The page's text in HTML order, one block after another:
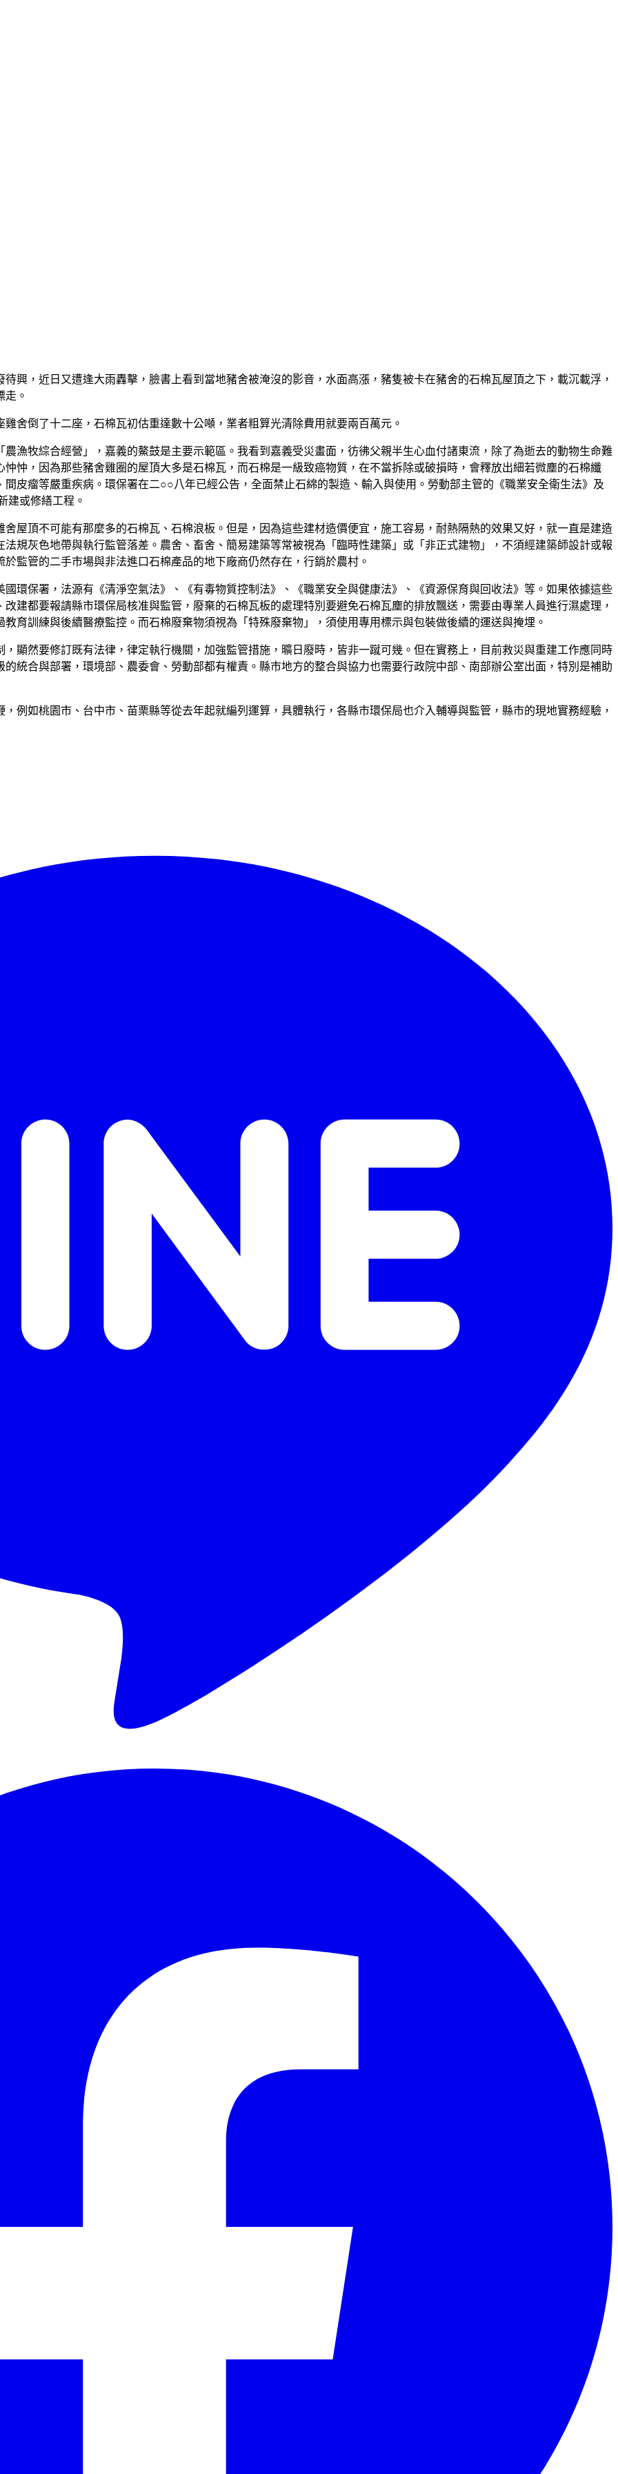
興，近日又遭逢大雨轟擊，臉書上看到當地豬舍被淹沒的影音，水面高漲，豬隻被卡在豬舍的石棉瓦屋頂之下，載沉載浮，
走。
舍倒了十二座，石棉瓦初估重達數十公噸，業者粗算光清除費用就要兩百萬元。
漁牧綜合經營」，嘉義的鰲鼓是主要示範區。我看到嘉義受災畫面，彷彿父親半生心血付諸東流，除了為逝去的動物生命難
忡，因為那些豬舍雞圈的屋頂大多是石棉瓦，而石棉是一級致癌物質，在不當拆除或破損時，會釋放出細若微塵的石棉纖
皮瘤等嚴重疾病。環保署在二○○八年已經公告，全面禁止石綿的製造、輸入與使用。勞動部主管的《職業安全衛生法》及
建或修繕工程。
屋頂不可能有那麼多的石棉瓦、石棉浪板。但是，因為這些建材造價便宜，施工容易，耐熱隔熱的效果又好，就一直是建造
法規灰色地帶與執行監管落差。農舍、畜舍、簡易建築等常被視為「臨時性建築」或「非正式建物」，不須經建築師設計或報
監管的二手市場與非法進口石棉產品的地下廠商仍然存在，行銷於農村。
國環保署，法源有《清淨空氣法》、《有毒物質控制法》、《職業安全與健康法》、《資源保育與回收法》等。如果依據這些
建都要報請縣市環保局核准與監管，廢棄的石棉瓦板的處理特別要避免石棉瓦塵的排放飄送，需要由專業人員進行濕處理，
育訓練與後續醫療監控。而石棉廢棄物須視為「特殊廢棄物」，須使用專用標示與包裝做後續的運送與掩埋。
顯然要修訂既有法律，律定執行機關，加強監管措施，曠日廢時，皆非一蹴可幾。但在實務上，目前救災與重建工作應同時
統合與部署，環境部、農委會、勞動部都有權責。縣市地方的整合與協力也需要行政院中部、南部辦公室出面，特別是補助
例如桃園市、台中市、苗栗縣等從去年起就編列運算，具體執行，各縣市環保局也介入輔導與監管，縣市的現地實務經驗，